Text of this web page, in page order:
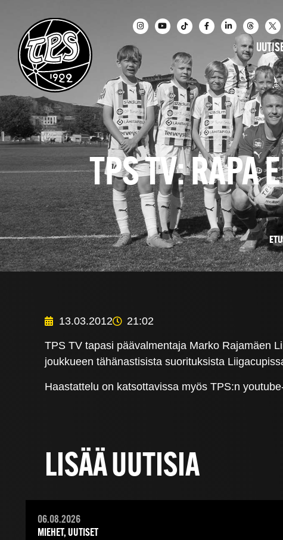
TPS TV: RAPA
13.03.2012 21:02
TPS TV tapasi päävalmentaja Marko Rajamäen
joukkueen tähänastisista suorituksista
Haastattelu on katsottavissa myös TPS:n
LISÄÄ UUTISIA
06.08.2026
MIEHET, UUTISET